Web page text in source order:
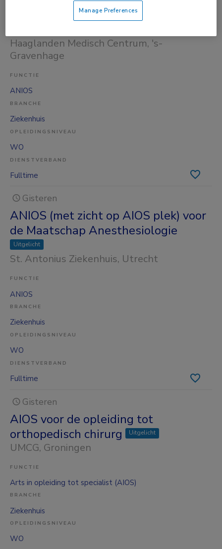
Haaglanden Medisch Centrum, 's-
Gravenhage
FUNCTIE
ANIOS
BRANCHE
Ziekenhuis
OPLEIDINGSNIVEAU
WO
DIENSTVERBAND
Fulltime
Gisteren
ANIOS (met zicht op AIOS plek) voor
de Maatschap Anesthesiologie
Uitgelicht
St. Antonius Ziekenhuis, Utrecht
FUNCTIE
ANIOS
BRANCHE
Ziekenhuis
OPLEIDINGSNIVEAU
WO
DIENSTVERBAND
Fulltime
Gisteren
AIOS voor de opleiding tot
orthopedisch chirurg
Uitgelicht
UMCG, Groningen
FUNCTIE
Arts in opleiding tot specialist (AIOS)
BRANCHE
Ziekenhuis
OPLEIDINGSNIVEAU
WO
Manage Preferences